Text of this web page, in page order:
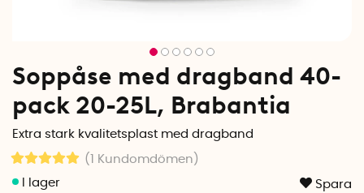
Soppåse med dragband 40-
pack 20-25L, Brabantia
Extra stark kvalitetsplast med dragband
(1 Kundomdömen )
Spara